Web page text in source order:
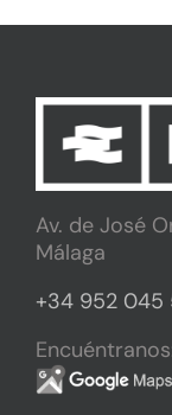
Av. de José
Málaga
+34 952 045